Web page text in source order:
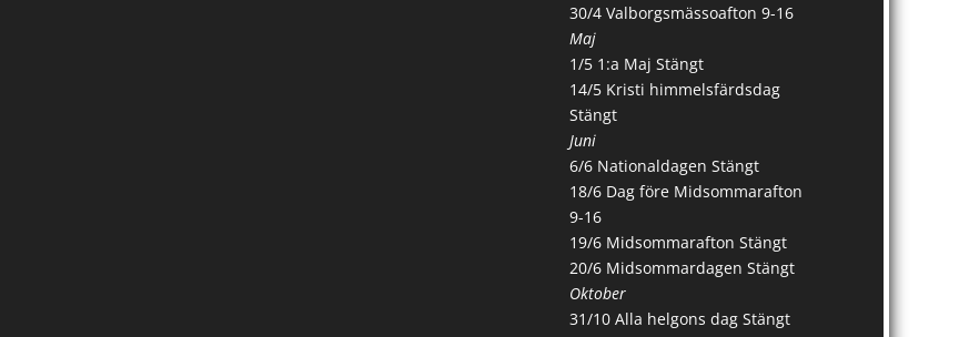
30/4 Valborgsmässoafton 9-16
Maj
1/5 1:a Maj Stängt
14/5 Kristi himmelsfärdsdag
Stängt
Juni
6/6 Nationaldagen Stängt
18/6 Dag före Midsommarafton
9-16
19/6 Midsommarafton Stängt
20/6 Midsommardagen Stängt
Oktober
31/10 Alla helgons dag Stängt